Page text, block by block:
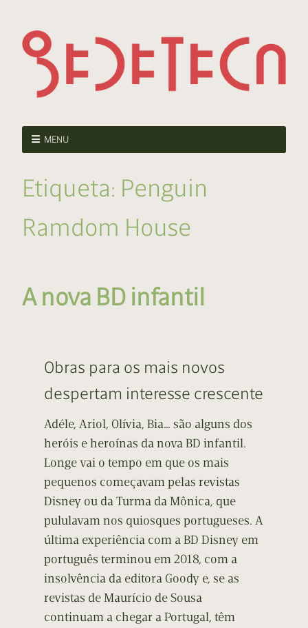
MENU
Etiqueta: Penguin
Ramdom House
A nova BD infantil
Obras para os mais novos
despertam interesse crescente
Adéle, Ariol, Olívia, Bia… são alguns dos
heróis e heroínas da nova BD infantil.
Longe vai o tempo em que os mais
pequenos começavam pelas revistas
Disney ou da Turma da Mônica, que
pululavam nos quiosques portugueses. A
última experiência com a BD Disney em
português terminou em 2018, com a
insolvência da editora Goody e, se as
revistas de Maurício de Sousa
continuam a chegar a Portugal, têm